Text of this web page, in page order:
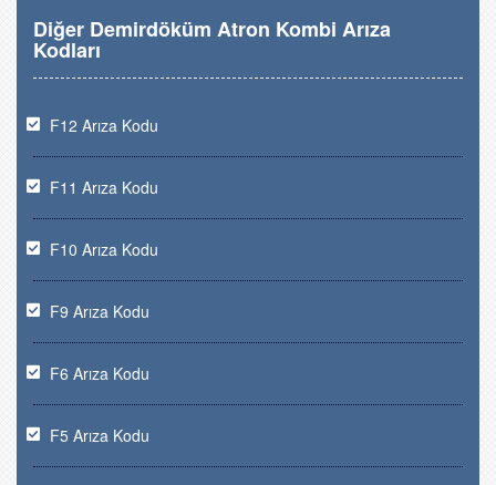
Diğer Demirdöküm Atron Kombi Arıza
Kodları
F12 Arıza Kodu
F11 Arıza Kodu
F10 Arıza Kodu
F9 Arıza Kodu
F6 Arıza Kodu
F5 Arıza Kodu